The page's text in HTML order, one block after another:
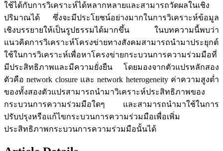
ใช้ได้กับการวิเคราะห์ได้หลากหลายและสามารถวัดผลในเชิง
ปริมาณได้ ซึ่งจะมีประโยชน์อย่างมากในการวิเคราะห์ข้อมูล
เชิงบรรยายให้เป็นรูปธรรมได้มากขึ้น ในบทความนี้พบว่า
แนวคิดการวิเคราะห์โครงข่ายทางสังคมสามารถนำมาประยุกต์
ใช้ในการวิเคราะห์เพื่อหาโครงข่ายกระบวนการความร่วมมือที่
มีประสิทธิภาพและมีความยั่งยืน โดยมองจากตัวแปรหลักสอง
ตัวคือ network closure และ network heterogeneity ค่าความสูงต่ำ
ของทั้งสองตัวแปรสามารถนำมาวิเคราะห์ประสิทธิภาพของ
กระบวนการความร่วมมือใดๆ และสามารถนำมาใช้ในการ
ปรับปรุงหรือแก้ไขกระบวนการความร่วมมือเพื่อเพิ่ม
ประสิทธิภาพกระบวนการความร่วมมือนั้นได้